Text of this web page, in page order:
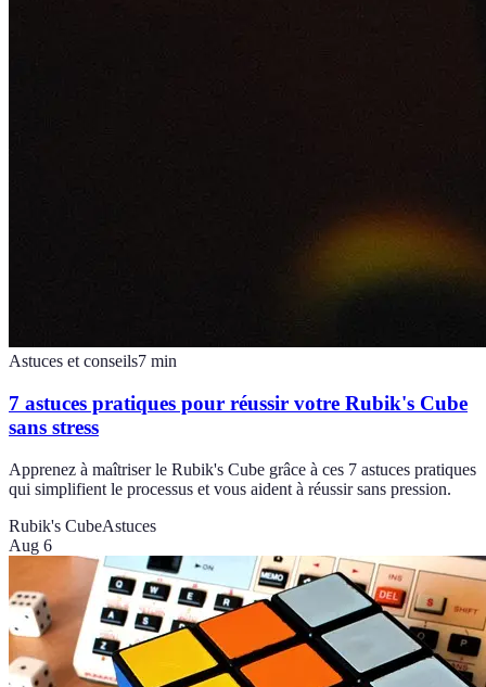
Astuces et conseils7 min
7 astuces pratiques pour réussir votre Rubik's Cube
sans stress
Apprenez à maîtriser le Rubik's Cube grâce à ces 7 astuces pratiques
qui simplifient le processus et vous aident à réussir sans pression.
Rubik's CubeAstuces
Aug 6